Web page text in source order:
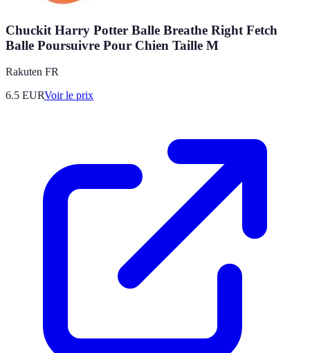
Chuckit Harry Potter Balle Breathe Right Fetch
Balle Poursuivre Pour Chien Taille M
Rakuten FR
6.5 EURVoir le prix